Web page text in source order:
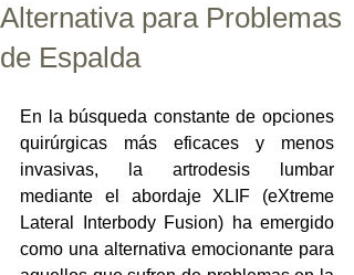
Alternativa para Problemas
de Espalda
En la búsqueda constante de opciones
quirúrgicas más eficaces y menos
invasivas, la artrodesis lumbar
mediante el abordaje XLIF (eXtreme
Lateral Interbody Fusion) ha emergido
como una alternativa emocionante para